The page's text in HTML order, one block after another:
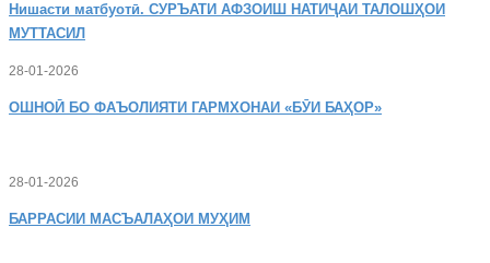
Нишасти матбуотӣ. СУРЪАТИ АФЗОИШ НАТИҶАИ ТАЛОШҲОИ
МУТТАСИЛ
28-01-2026
ОШНОӢ БО ФАЪОЛИЯТИ ГАРМХОНАИ «БӮИ БАҲОР»
28-01-2026
БАРРАСИИ МАСЪАЛАҲОИ МУҲИМ